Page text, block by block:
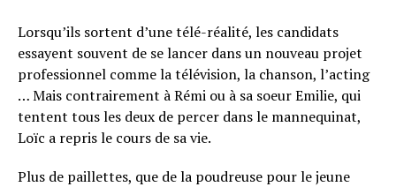
Lorsqu’ils sortent d’une télé-réalité, les candidats
essayent souvent de se lancer dans un nouveau projet
professionnel comme la télévision, la chanson, l’acting
… Mais contrairement à Rémi ou à sa soeur Emilie, qui
tentent tous les deux de percer dans le mannequinat,
Loïc a repris le cours de sa vie.
Plus de paillettes, que de la poudreuse pour le jeune